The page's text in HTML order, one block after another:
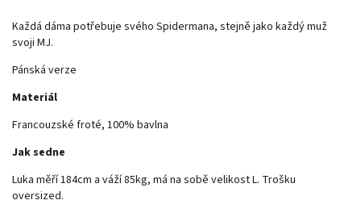
Každá dáma potřebuje svého Spidermana, stejně jako každý muž
svoji MJ.
Pánská verze
Materiál
Francouzské froté, 100% bavlna
Jak sedne
Luka měří 184cm a váží 85kg, má na sobě velikost L. Trošku
oversized.